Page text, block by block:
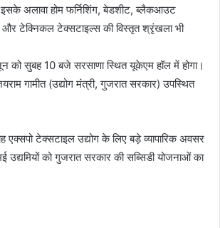
अलावा होम फर्निशिंग, बेडशीट, ब्लैकआउट
और टेक्निकल टेक्सटाइल्स की विस्तृत श्रृंखला भी
को सुबह 10 बजे सरसाणा स्थित यूकेएम हॉल में होगा।
गामीत (उद्योग मंत्री, गुजरात सरकार) उपस्थित
टेक्सटाइल उद्योग के लिए बड़े व्यापारिक अवसर
उद्यमियों को गुजरात सरकार की सब्सिडी योजनाओं का